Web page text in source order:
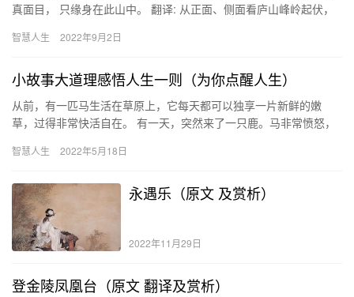
真面目， 只缘身在此山中。 翻译: 从正面、侧面看庐山峰岭起伏，
智慧人生 2022年9月2日
小故事大道理感悟人生一则（为你点醒人生）
从前，有一匹马生活在草原上，它每天都可以独享一片新鲜的嫩
草，过得非常快活自在。 有一天，突然来了一只鹿。马非常愤怒，
鹿。…
智慧人生 2022年5月18日
永遇乐（原文 及赏析）
2022年11月29日
登金陵凤凰台（原文 翻译及赏析）